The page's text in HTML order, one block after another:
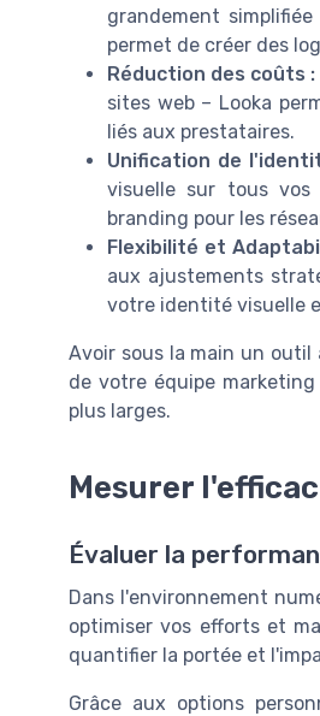
grandement
permet de créer des
Réduction des coûts :
sites web – Looka
liés aux prestataires.
Unification de
visuelle sur tous vos
branding pour les
Flexibilité et
aux ajustements
votre identité visuelle
Avoir sous la main un
de votre équipe
plus larges.
Mesurer
Évaluer la
Dans l'environnement
optimiser vos efforts et
quantifier la portée et
Grâce aux options